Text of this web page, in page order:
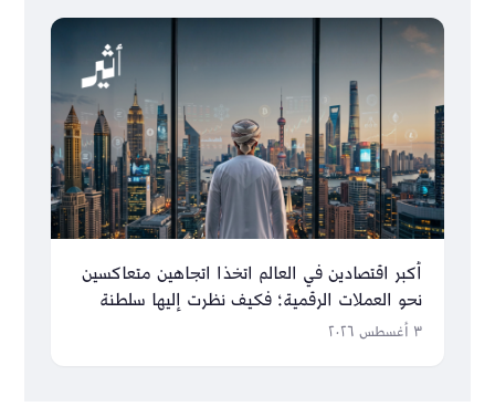
أكبر اقتصادين في العالم اتخذا اتجاهين متعاكسين
نحو العملات الرقمية؛ فكيف نظرت إليها سلطنة
عُمان؟
٣ أغسطس ٢٠٢٦